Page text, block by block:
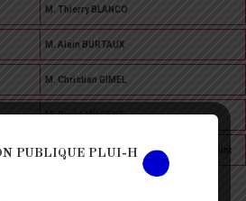
M. Thierry BLANCO
M. Alain BURTAUX
M. Christian GIMEL
M. David MILCENT
M. Dominique TOURTEAU : Premier adjoint
PUBLIQUE PLUI-H